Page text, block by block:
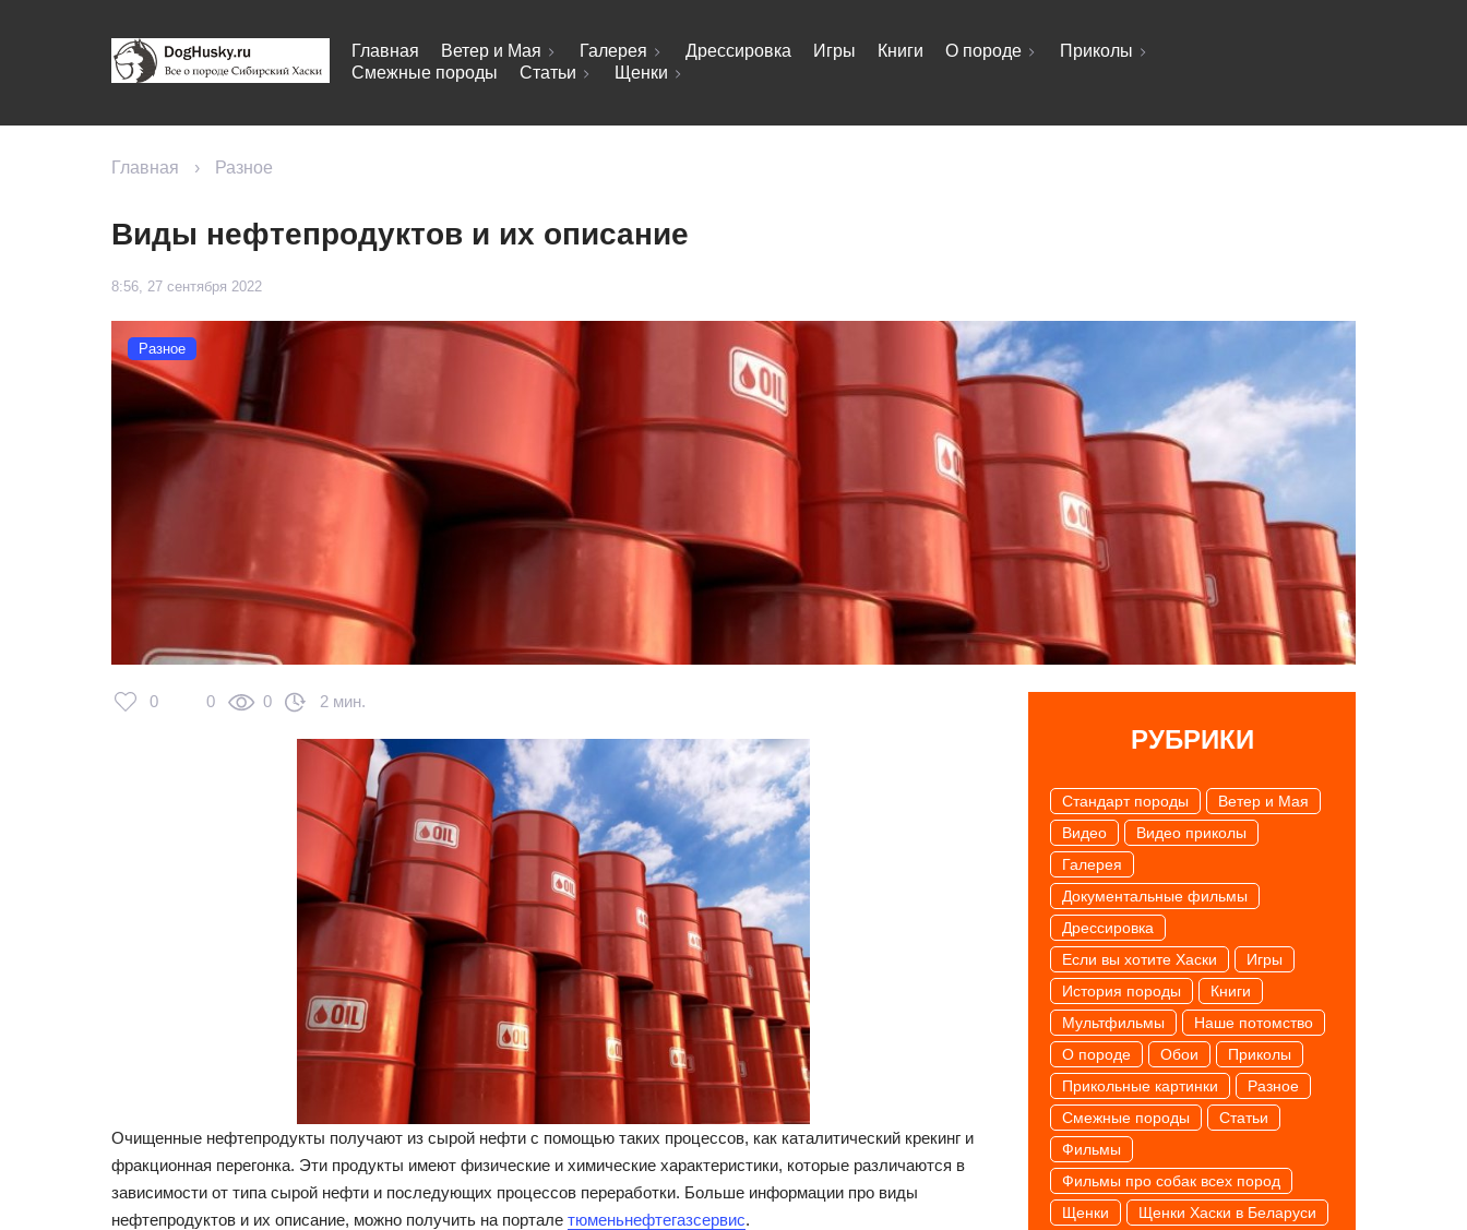
Главная Ветер и Мая Галерея Дрессировка Игры Книги О породе
Приколы
Смежные породы
Статьи Щенки
Главная › Разное
Виды нефтепродуктов и их описание
8:56, 27 сентября 2022
Разное
0 0 0 2 мин.
Очищенные нефтепродукты получают из сырой нефти с помощью таких процессов, как каталитический крекинг и
фракционная перегонка. Эти продукты имеют физические и химические характеристики, которые различаются в
зависимости от типа сырой нефти и последующих процессов переработки. Больше информации про виды
нефтепродуктов и их описание, можно получить на портале тюменьнефтегазсервис.
РУБРИКИ
Cтандарт породы
Ветер и Мая
Видео
Видео приколы
Галерея
Документальные фильмы
Дрессировка
Если вы хотите Хаски
Игры
История породы
Книги
Мультфильмы
Наше потомство
О породе
Обои
Приколы
Прикольные картинки
Разное
Смежные породы
Статьи
Фильмы
Фильмы про собак всех пород
Щенки
Щенки Хаски в Беларуси